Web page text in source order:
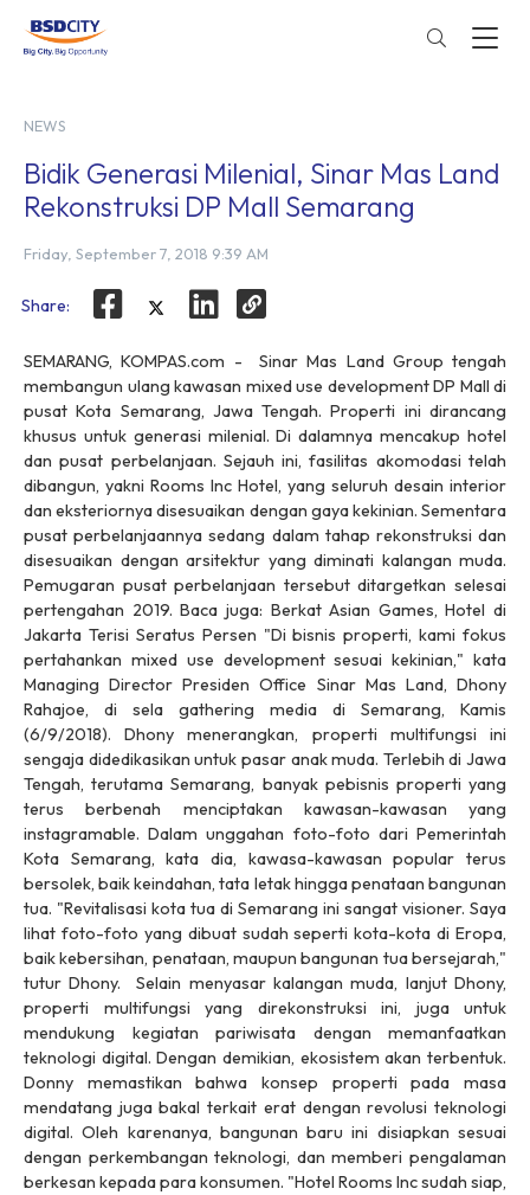
NEWS
Bidik Generasi Milenial, Sinar Mas Land
Rekonstruksi DP Mall Semarang
Friday, September 7, 2018 9:39 AM
Share:
SEMARANG, KOMPAS.com - Sinar Mas Land Group tengah
membangun ulang kawasan mixed use development DP Mall di
pusat Kota Semarang, Jawa Tengah. Properti ini dirancang
khusus untuk generasi milenial. Di dalamnya mencakup hotel
dan pusat perbelanjaan. Sejauh ini, fasilitas akomodasi telah
dibangun, yakni Rooms Inc Hotel, yang seluruh desain interior
dan eksteriornya disesuaikan dengan gaya kekinian. Sementara
pusat perbelanjaannya sedang dalam tahap rekonstruksi dan
disesuaikan dengan arsitektur yang diminati kalangan muda.
Pemugaran pusat perbelanjaan tersebut ditargetkan selesai
pertengahan 2019. Baca juga: Berkat Asian Games, Hotel di
Jakarta Terisi Seratus Persen "Di bisnis properti, kami fokus
pertahankan mixed use development sesuai kekinian," kata
Managing Director Presiden Office Sinar Mas Land, Dhony
Rahajoe, di sela gathering media di Semarang, Kamis
(6/9/2018). Dhony menerangkan, properti multifungsi ini
sengaja didedikasikan untuk pasar anak muda. Terlebih di Jawa
Tengah, terutama Semarang, banyak pebisnis properti yang
terus berbenah menciptakan kawasan-kawasan yang
instagramable. Dalam unggahan foto-foto dari Pemerintah
Kota Semarang, kata dia, kawasa-kawasan popular terus
bersolek, baik keindahan, tata letak hingga penataan bangunan
tua. "Revitalisasi kota tua di Semarang ini sangat visioner. Saya
lihat foto-foto yang dibuat sudah seperti kota-kota di Eropa,
baik kebersihan, penataan, maupun bangunan tua bersejarah,"
tutur Dhony. Selain menyasar kalangan muda, lanjut Dhony,
properti multifungsi yang direkonstruksi ini, juga untuk
mendukung kegiatan pariwisata dengan memanfaatkan
teknologi digital. Dengan demikian, ekosistem akan terbentuk.
Donny memastikan bahwa konsep properti pada masa
mendatang juga bakal terkait erat dengan revolusi teknologi
digital. Oleh karenanya, bangunan baru ini disiapkan sesuai
dengan perkembangan teknologi, dan memberi pengalaman
berkesan kepada para konsumen. "Hotel Rooms Inc sudah siap,